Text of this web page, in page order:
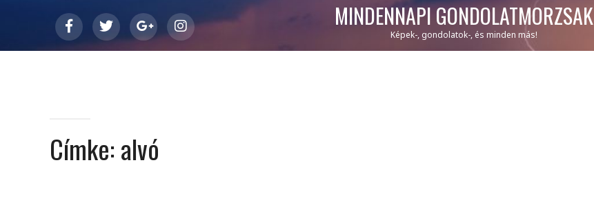
MINDENNAPI GONDOLATMORZSÁK
Képek-, gondolatok-, és minden más!
Címke:alvó